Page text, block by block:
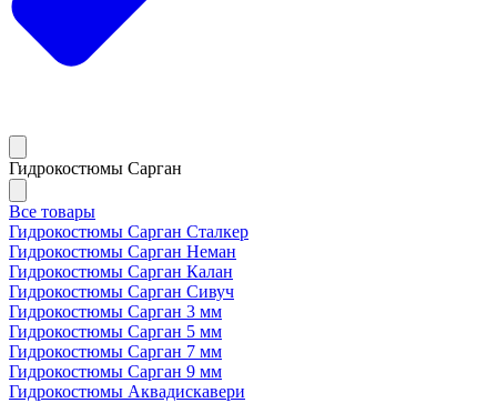
Гидрокостюмы Сарган
Все товары
Гидрокостюмы Сарган Сталкер
Гидрокостюмы Сарган Неман
Гидрокостюмы Сарган Калан
Гидрокостюмы Сарган Сивуч
Гидрокостюмы Сарган 3 мм
Гидрокостюмы Сарган 5 мм
Гидрокостюмы Сарган 7 мм
Гидрокостюмы Сарган 9 мм
Гидрокостюмы Аквадискавери